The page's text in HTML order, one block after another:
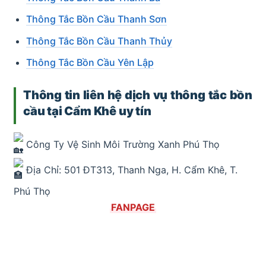
Thông Tắc Bồn Cầu Thanh Sơn
Thông Tắc Bồn Cầu Thanh Thủy
Thông Tắc Bồn Cầu Yên Lập
Thông tin liên hệ dịch vụ thông tắc bồn
cầu tại Cẩm Khê uy tín
Công Ty Vệ Sinh Môi Trường Xanh Phú Thọ
Địa Chỉ: 501 ĐT313, Thanh Nga, H. Cẩm Khê, T.
Phú Thọ
FANPAGE